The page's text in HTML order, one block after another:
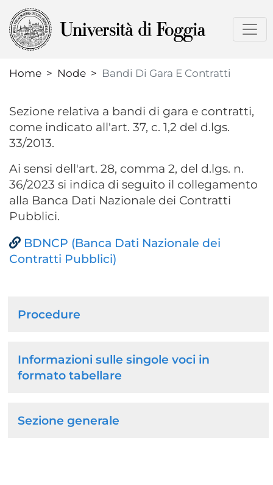
to
Home
Node Bandi Di Gara E Contratti
Sezione relativa a bandi di gara e contratti,
come indicato all'art. 37, c. 1,2 del d.lgs.
33/2013.
Ai sensi dell'art. 28, comma 2, del d.lgs. n.
36/2023 si indica di seguito il collegamento
alla Banca Dati Nazionale dei Contratti
Pubblici.
BDNCP (Banca Dati Nazionale dei
Contratti Pubblici)
Browse
the
section
Procedure
Informazioni sulle singole voci in
formato tabellare
Sezione generale